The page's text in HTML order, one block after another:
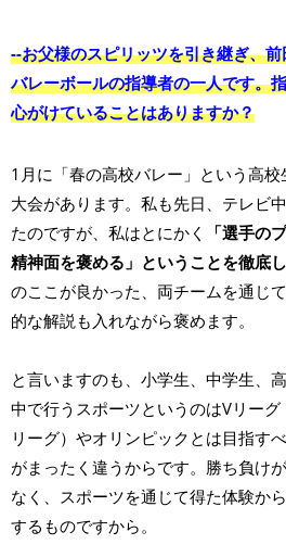
--お父様のスピリッツを引き継ぎ、
バレーボールの指導者の一人です。
心がけていることはありますか？
1月に「春の高校バレー」という高
大会があります。私も先日、テレビ
たのですが、私はとにかく
「選手の
精神面を褒める」ということを徹底
のここが良かった、両チームを通じ
的な解説も入れながら褒めます。
と言いますのも、小学生、中学生、
中で行うスポーツというのはVリー
リーグ）やオリンピックとは目指す
がまったく違うからです。勝ち負け
なく、スポーツを通じて得た体験か
するものですから。